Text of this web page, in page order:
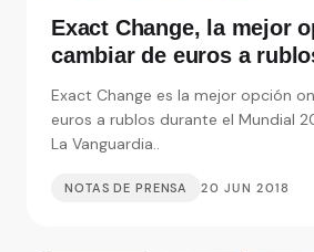
Exact Change, la mejor
cambiar de euros a
Exact Change es la mejor opción
euros a rublos durante el Mundial
La Vanguardia..
NOTAS DE PRENSA 20 JUN 2018